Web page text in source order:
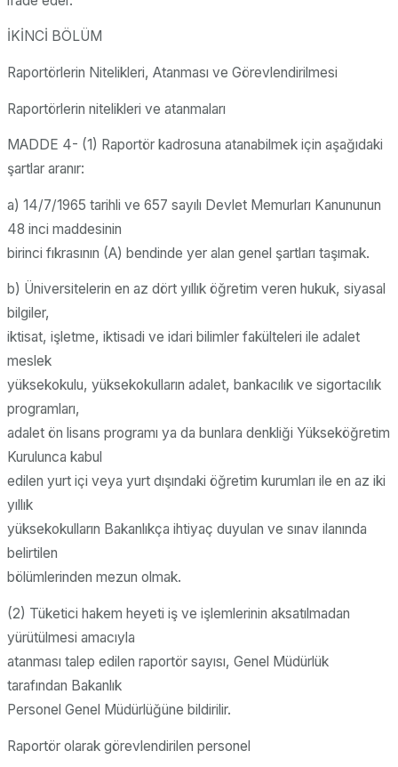
İKİNCİ BÖLÜM
Raportörlerin Nitelikleri, Atanması ve Görevlendirilmesi
Raportörlerin nitelikleri ve atanmaları
MADDE 4- (1) Raportör kadrosuna atanabilmek için aşağıdaki
şartlar aranır:
a) 14/7/1965 tarihli ve 657 sayılı Devlet Memurları Kanununun
48 inci maddesinin
birinci fıkrasının (A) bendinde yer alan genel şartları taşımak.
b) Üniversitelerin en az dört yıllık öğretim veren hukuk, siyasal
bilgiler,
iktisat, işletme, iktisadi ve idari bilimler fakülteleri ile adalet
meslek
yüksekokulu, yüksekokulların adalet, bankacılık ve sigortacılık
programları,
adalet ön lisans programı ya da bunlara denkliği Yükseköğretim
Kurulunca kabul
edilen yurt içi veya yurt dışındaki öğretim kurumları ile en az iki
yıllık
yüksekokulların Bakanlıkça ihtiyaç duyulan ve sınav ilanında
belirtilen
bölümlerinden mezun olmak.
(2) Tüketici hakem heyeti iş ve işlemlerinin aksatılmadan
yürütülmesi amacıyla
atanması talep edilen raportör sayısı, Genel Müdürlük
tarafından Bakanlık
Personel Genel Müdürlüğüne bildirilir.
Raportör olarak görevlendirilen personel